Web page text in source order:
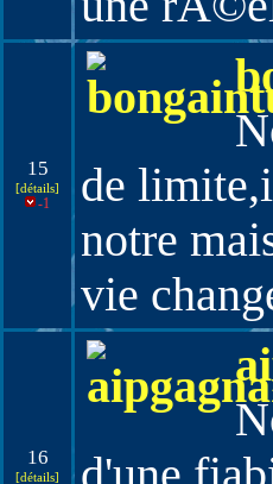
15
[détails]
-1
de
notre
vie
16
[détails]